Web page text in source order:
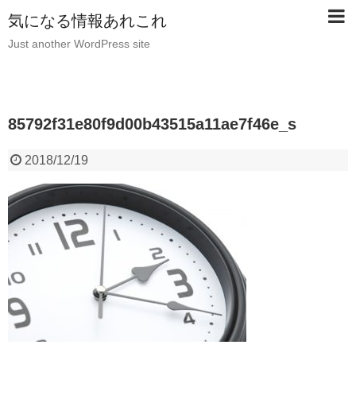
気になる情報あれこれ
Just another WordPress site
85792f31e80f9d00b43515a11ae7f46e_s
2018/12/19